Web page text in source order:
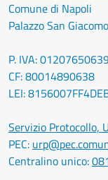
Comune di Napoli
Palazzo San
P. IVA:
CF: 80014890638
LEI:
Servizio Protocollo,
PEC:
Centralino unico: